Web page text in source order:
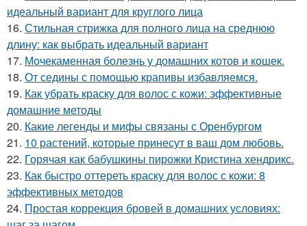
идеальный вариант для круглого лица
16. Стильная стрижка для полного лица на среднюю
длину: как выбрать идеальный вариант
17. Мочекаменная болезнь у домашних котов и кошек.
18. От седины с помощью крапивы избавляемся.
19. Как убрать краску для волос с кожи: эффективные
домашние методы
20. Какие легенды и мифы связаны с Оренбургом
21. 10 растений, которые принесут в ваш дом любовь.
22. Горячая как бабушкины пирожки Кристина хендрикс.
23. Как быстро оттереть краску для волос с кожи: 8
эффективных методов
24. Простая коррекция бровей в домашних условиях: